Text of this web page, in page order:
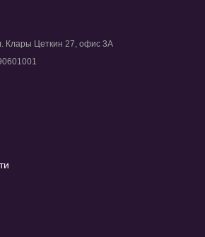
Клары Цеткин 27, офис 3А